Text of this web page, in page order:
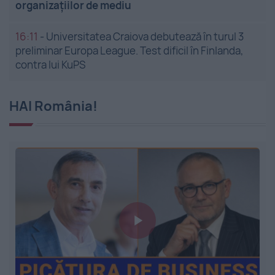
organizațiilor de mediu
16:11 - Universitatea Craiova debutează în turul 3
preliminar Europa League. Test dificil în Finlanda,
contra lui KuPS
HAI România!